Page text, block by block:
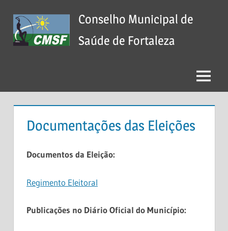
content
Conselho Municipal de
Saúde de Fortaleza
Menu
Documentações das Eleições
Documentos da Eleição:
Regimento Eleitoral
Publicações no Diário Oficial do Município: